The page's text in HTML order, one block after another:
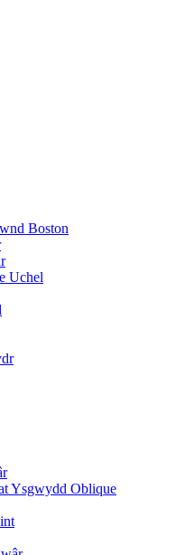
Boston
Uchel
Ysgwydd Oblique